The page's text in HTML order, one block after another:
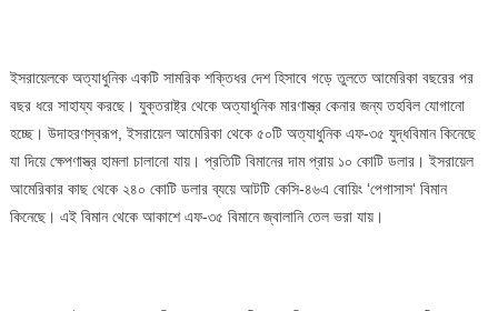
ইসরায়েলকে অত্যাধুনিক একটি সামরিক শক্তিধর দেশ হিসাবে গড়ে তুলতে আমেরিকা বছরের পর
বছর ধরে সাহায্য করছে। যুক্তরাষ্ট্র থেকে অত্যাধুনিক মারণাস্ত্র কেনার জন্য তহবিল যোগানো
হচ্ছে। উদাহরণস্বরূপ, ইসরায়েল আমেরিকা থেকে ৫০টি অত্যাধুনিক এফ-৩৫ যুদ্ধবিমান কিনেছে
যা দিয়ে ক্ষেপণাস্ত্র হামলা চালানো যায়। প্রতিটি বিমানের দাম প্রায় ১০ কোটি ডলার। ইসরায়েল
আমেরিকার কাছ থেকে ২৪০ কোটি ডলার ব্যয়ে আটটি কেসি-৪৬এ বোয়িং ‘পেগাসাস‘ বিমান
কিনেছে। এই বিমান থেকে আকাশে এফ-৩৫ বিমানে জ্বালানি তেল ভরা যায়।